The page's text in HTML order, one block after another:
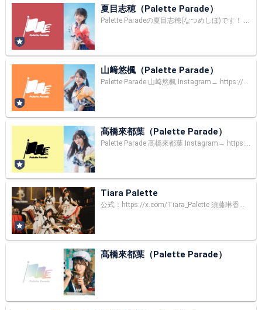
夏目志穂（Palette Parade）
Palette Paradeの夏目志穂(なつめしほ)です！ ▼Instagram https://www.instagram.com/natsume_shiho/ ▼X https://twitter.com/shiho_parepare ▼TikTok https://www.tiktok.com/@natsume_shiho?_t=ZS-8t3eZbUCMTK&_r=1 ▼note https://note.com/natsume_shiho
山﨑悠楓（Palette Parade）
Palette Parade 山﨑悠楓 Instagram→ https://www.instagram.com/_yamasakiyuka_/ Twitter→ https://twitter.com/yuka_parepare
髙橋來都葉（Palette Parade）
Palette Parade 髙橋來都葉 Instagram→ https://www.instagram.com/takahashi_kotoha/ Twitter→ https://twitter.com/kotoha_parepare
Tiara Palette
公式：https://x.com/Tiara_Palette 須藤琳香：https://x.com/rinka_linca 新井遥夏：https://x.com/haruka_arai0811 永原佳依：https://x.com/Kae_Nagahara 平野帆華：https://x.com/hIrAno0o_
髙橋來都葉（Palette Parade）